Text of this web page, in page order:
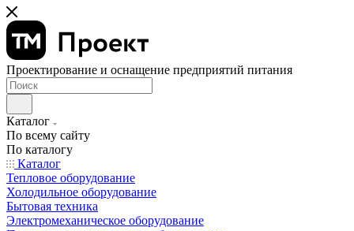
Проектирование и оснащение предприятий питания
Каталог
По всему сайту
По каталогу
Каталог
Тепловое оборудование
Холодильное оборудование
Бытовая техника
Электромеханическое оборудование